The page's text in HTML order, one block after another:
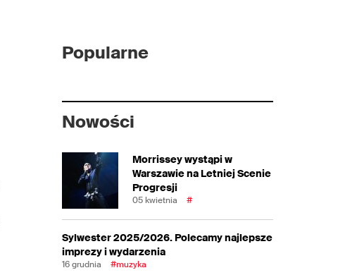
Popularne
Nowości
Morrissey wystąpi w
Warszawie na Letniej Scenie
Progresji
05 kwietnia #
Sylwester 2025/2026. Polecamy najlepsze
imprezy i wydarzenia
16 grudnia #muzyka